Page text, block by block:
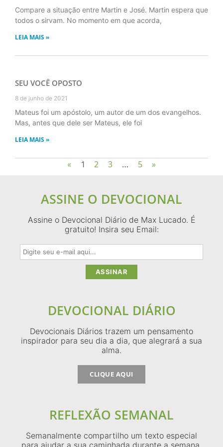
Compare a situação entre Martin e José. Martin espera que
todos o sirvam. No momento em que acorda,
LEIA MAIS »
SEU VOCÊ OPOSTO
8 de junho de 2021
Mateus foi um apóstolo, um autor de um dos evangelhos.
Mas, antes que dele ser Mateus, ele foi
LEIA MAIS »
« 1 2 3 … 5 »
ASSINE O DEVOCIONAL
Assine o Devocional Diário de Max Lucado. É
gratuito! Insira seu Email:
DEVOCIONAL DIÁRIO
Devocionais Diários trazem um pensamento
inspirador para seu dia a dia, que alegrará a sua
alma.
CLIQUE AQUI
REFLEXÃO SEMANAL
Semanalmente compartilho um texto especial
para ajudar a sua caminhada durante a semana.